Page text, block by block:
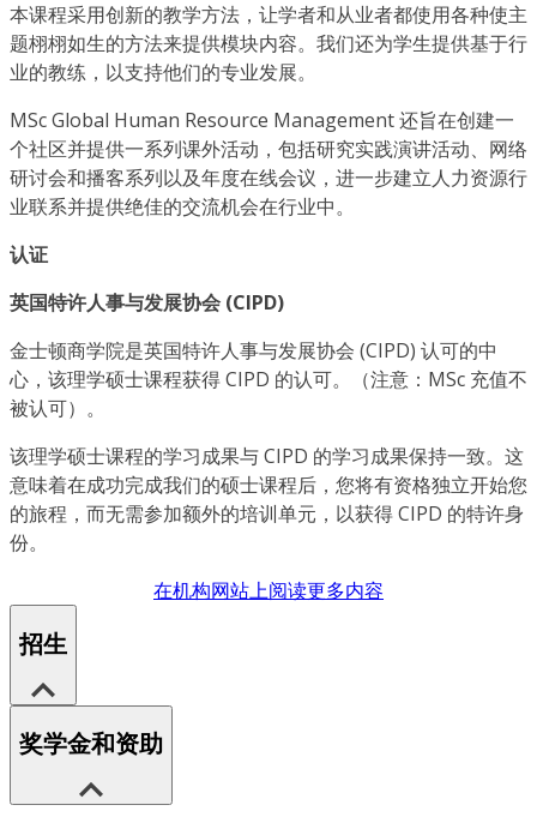
本课程采用创新的教学方法，让学者和从业者都使用各种使主
题栩栩如生的方法来提供模块内容。我们还为学生提供基于行
业的教练，以支持他们的专业发展。
MSc Global Human Resource Management 还旨在创建一
个社区并提供一系列课外活动，包括研究实践演讲活动、网络
研讨会和播客系列以及年度在线会议，进一步建立人力资源行
业联系并提供绝佳的交流机会在行业中。
认证
英国特许人事与发展协会 (CIPD)
金士顿商学院是英国特许人事与发展协会 (CIPD) 认可的中
心，该理学硕士课程获得 CIPD 的认可。（注意：MSc 充值不
被认可）。
该理学硕士课程的学习成果与 CIPD 的学习成果保持一致。这
意味着在成功完成我们的硕士课程后，您将有资格独立开始您
的旅程，而无需参加额外的培训单元，以获得 CIPD 的特许身
份。
在机构网站上阅读更多内容
招生
奖学金和资助